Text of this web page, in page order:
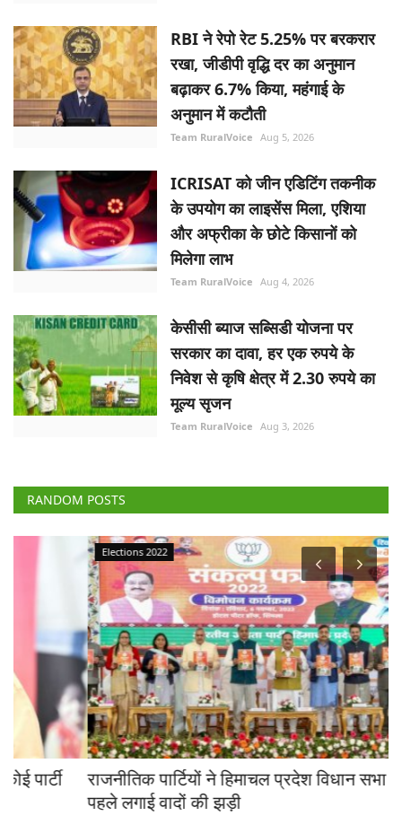
RBI ने रेपो रेट 5.25% पर बरकरार
रखा, जीडीपी वृद्धि दर का अनुमान
बढ़ाकर 6.7% किया, महंगाई के
अनुमान में कटौती
Team RuralVoice Aug 5, 2026
ICRISAT को जीन एडिटिंग तकनीक
के उपयोग का लाइसेंस मिला, एशिया
और अफ्रीका के छोटे किसानों को
मिलेगा लाभ
Team RuralVoice Aug 4, 2026
केसीसी ब्याज सब्सिडी योजना पर
सरकार का दावा, हर एक रुपये के
निवेश से कृषि क्षेत्र में 2.30 रुपये का
मूल्य सृजन
Team RuralVoice Aug 3, 2026
RANDOM POSTS
Elections 2022
राजनीतिक पार्टियों ने हिमाचल प्रदेश विधान सभा चुनावों के
पहले लगाई वादों की झड़ी